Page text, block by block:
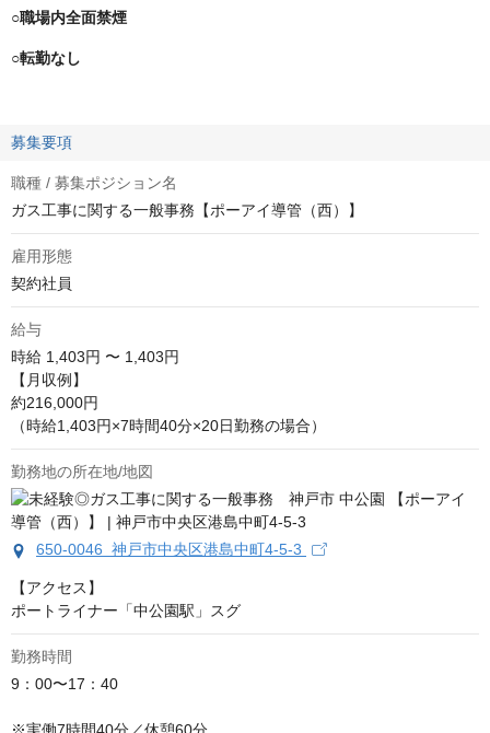
○職場内全面禁煙
○転勤なし
募集要項
職種 / 募集ポジション名
ガス工事に関する一般事務【ポーアイ導管（西）】
雇用形態
契約社員
給与
時給 1,403円 〜 1,403円
【月収例】
約216,000円
（時給1,403円×7時間40分×20日勤務の場合）
勤務地の所在地/地図
650-0046 神戸市中央区港島中町4-5-3
【アクセス】
ポートライナー「中公園駅」スグ
勤務時間
9：00〜17：40